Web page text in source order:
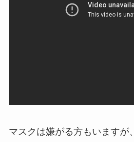
マスクは嫌がる方もいますが、